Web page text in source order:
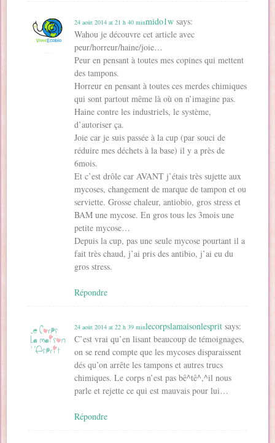
mido1w says:
24 août 2014 at 21 h 40 min
Wahou je découvre cet article avec
peur/horreur/haine/joie…
Peur en pensant à toutes mes copines qui mettent
des tampons.
Horreur en pensant à toutes ces merdes chimiques
qui sont partout même là où on n’imagine pas.
Haine contre les industriels, le système,
d’autoriser ça.
Joie car je suis passée à la cup (par souci de
réduire mes déchets à la base) il y a près de
6mois.
Et c’est drôle car AVANT j’étais très sujette aux
mycoses, changement de marque de tampon et ou
serviette. Grosse chaleur, antiobio, gros stress et
BAM une mycose. En gros tous les 3mois une
petite mycose…
Depuis la cup, pas une seule mycose pourtant il a
fait très chaud, j’ai pris des antibio, j’ai eu du
gros stress.
Répondre
lecorpslamaisonlesprit says:
24 août 2014 at 22 h 39 min
C’est vrai qu’en lisant beaucoup de témoignages,
on se rend compte que les mycoses disparaissent
dés qu’on arrête les tampons et autres trucs
chimiques. Le corps n’est pas bê^tê^,^il nous
parle et rejette ce qui est mauvais pour lui…
Répondre